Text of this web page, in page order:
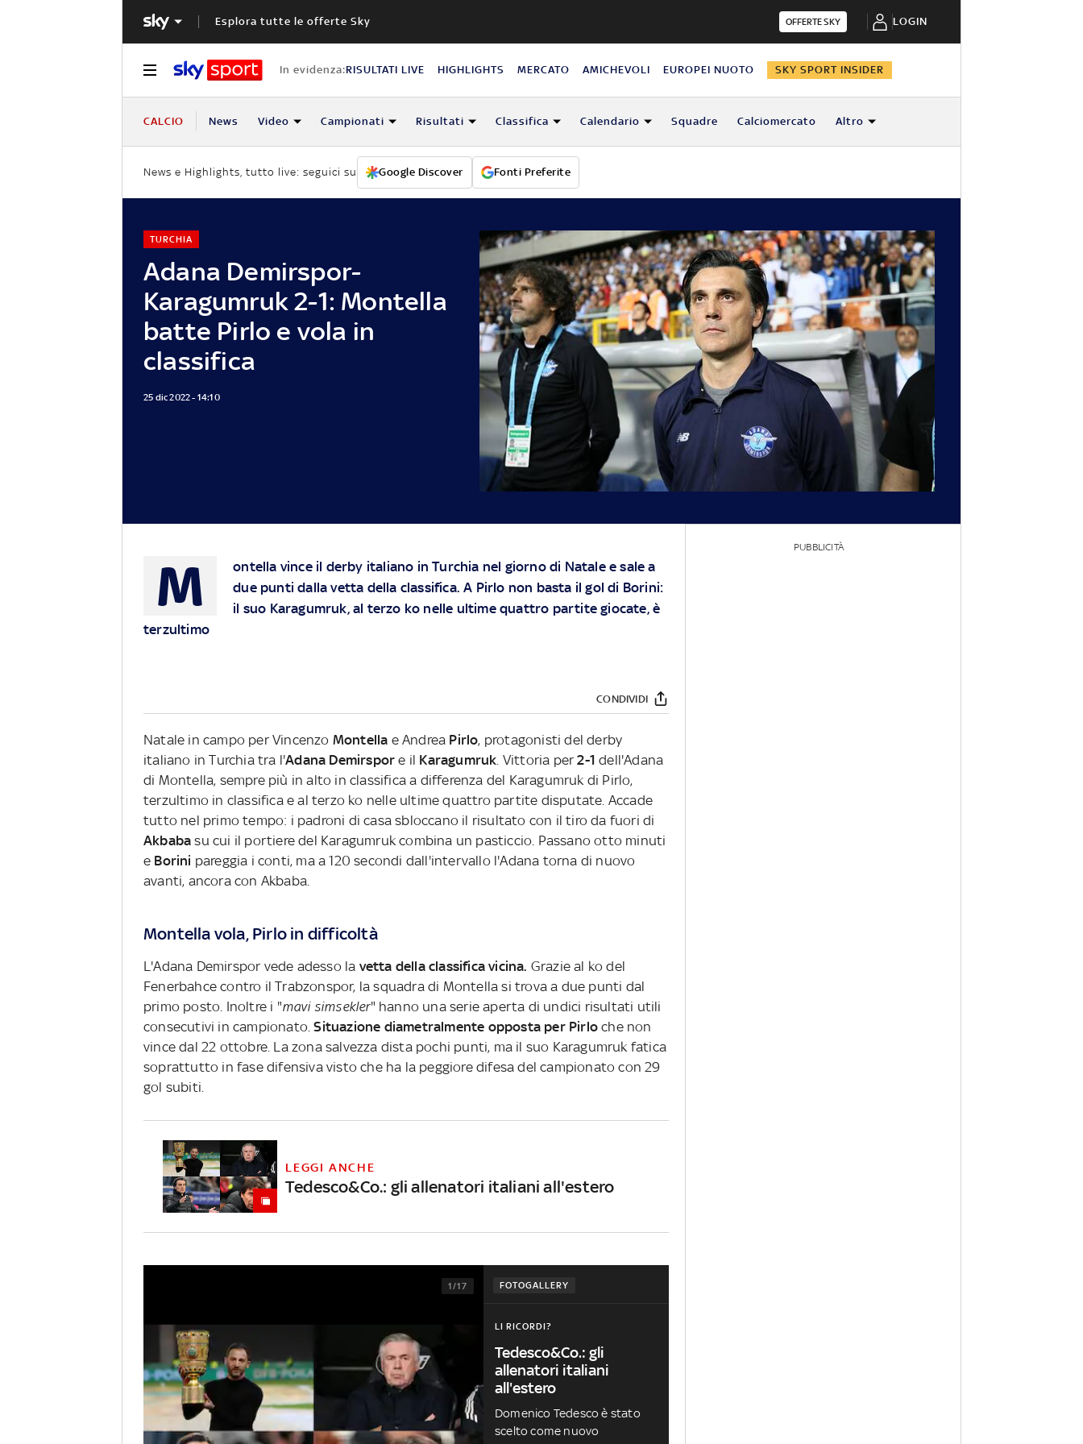
Esplora tutte le offerte Sky OFFERTE SKY LOGIN
In evidenza:RISULTATI LIVE HIGHLIGHTS MERCATO AMICHEVOLI EUROPEI NUOTO SKY SPORT INSIDER
CALCIO News Video Campionati Risultati Classifica Calendario Squadre Calciomercato Altro
News e Highlights, tutto live: seguici su Google Discover Fonti Preferite
Adana Demirspor-
Karagumruk 2-1: Montella
batte Pirlo e vola in
classifica
TURCHIA
25 dic 2022 - 14:10
M
ontella vince il derby italiano in Turchia nel giorno di Natale e sale a
due punti dalla vetta della classifica. A Pirlo non basta il gol di Borini:
il suo Karagumruk, al terzo ko nelle ultime quattro partite giocate, è
terzultimo
CONDIVIDI
Natale in campo per Vincenzo Montella e Andrea Pirlo, protagonisti del derby
italiano in Turchia tra l'Adana Demirspor e il Karagumruk. Vittoria per2-1 dell'Adana
di Montella, sempre più in alto in classifica a differenza del Karagumruk di Pirlo,
terzultimo in classifica e al terzo ko nelle ultime quattro partite disputate. Accade
tutto nel primo tempo: i padroni di casa sbloccano il risultato con il tiro da fuori di
Akbabasu cui il portiere del Karagumruk combina un pasticcio. Passano otto minuti
e Borini pareggia i conti, ma a 120 secondi dall'intervallo l'Adana torna di nuovo
avanti, ancora con Akbaba.
Montella vola, Pirlo in difficoltà
L'Adana Demirspor vede adesso la vetta della classifica vicina. Grazie al ko del
Fenerbahce contro il Trabzonspor, la squadra di Montella si trova a due punti dal
primo posto. Inoltre i "mavi simsekler" hanno una serie aperta di undici risultati utili
consecutivi in campionato.Situazione diametralmente opposta per Pirloche non
vince dal 22 ottobre. La zona salvezza dista pochi punti, ma il suo Karagumruk fatica
soprattutto in fase difensiva visto che ha la peggiore difesa del campionato con 29
gol subiti.
LEGGI ANCHE
Tedesco&Co.: gli allenatori italiani all'estero
FOTOGALLERY
1/17
LI RICORDI?
Tedesco&Co.: gli
allenatori italiani
all'estero
Domenico Tedesco è stato
scelto come nuovo
PUBBLICITÀ